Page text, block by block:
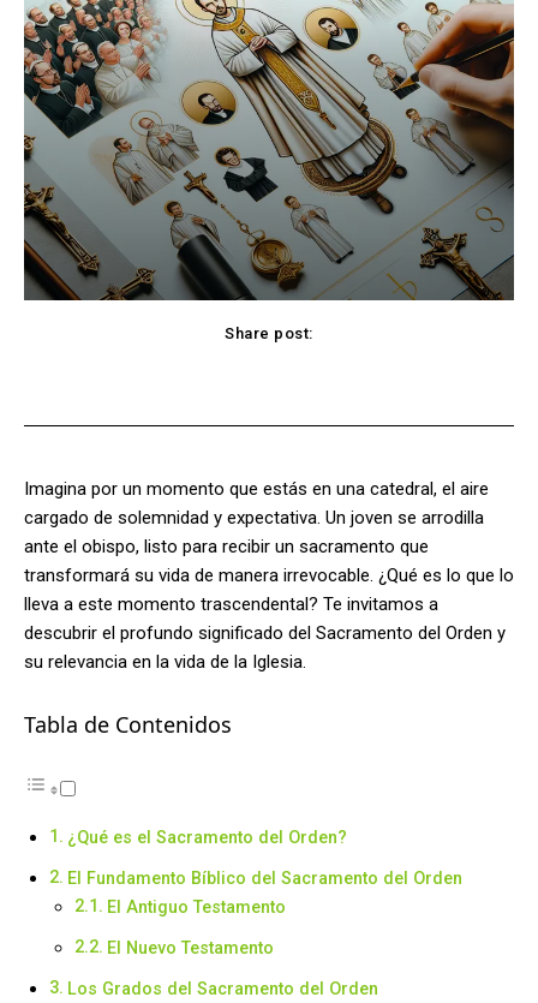
Share post:
Imagina por un momento que estás en una catedral, el aire
cargado de solemnidad y expectativa. Un joven se arrodilla
ante el obispo, listo para recibir un sacramento que
transformará su vida de manera irrevocable. ¿Qué es lo que lo
lleva a este momento trascendental? Te invitamos a
descubrir el profundo significado del Sacramento del Orden y
su relevancia en la vida de la Iglesia.
Tabla de Contenidos
¿Qué es el Sacramento del Orden?
El Fundamento Bíblico del Sacramento del Orden
El Antiguo Testamento
El Nuevo Testamento
Los Grados del Sacramento del Orden